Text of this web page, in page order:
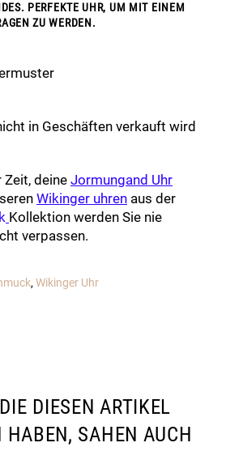
PERFEKTE UHR, UM MIT EINEM
ZU WERDEN.
in Geschäften verkauft wird
deine Jormungand Uhr
Wikinger uhren aus der
Kollektion werden Sie nie
verpassen.
,Wikinger Uhr
DIESEN ARTIKEL
HABEN, SAHEN AUCH